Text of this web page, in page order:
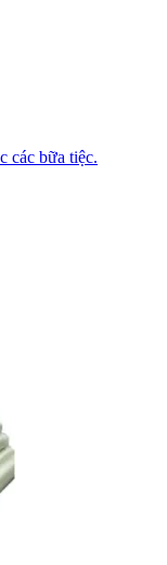
các bữa tiệc.